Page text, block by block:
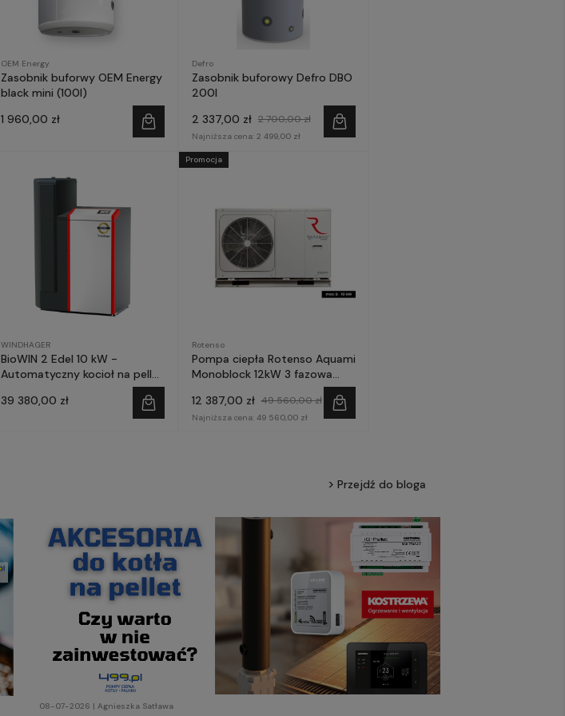
OEM Energy
Zasobnik buforwy OEM Energy
black mini (100l)
1 960,00 zł
Defro
Zasobnik buforowy Defro DBO
200l
2 337,00 zł 2 700,00 zł
Najniższa cena: 2 499,00 zł
WINDHAGER
BioWIN 2 Edel 10 kW -
Automatyczny kocioł na pellet
39 380,00 zł
Rotenso
Pompa ciepła Rotenso Aquami
Monoblock 12kW 3 fazowa
12 387,00 zł 49 560,00 zł
Najniższa cena: 49 560,00 zł
Promocja
Przejdź do bloga
08-07-2026 | Agnieszka Satława